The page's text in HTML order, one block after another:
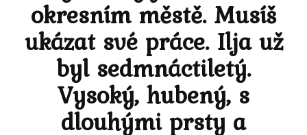
okresním městě. Musíš
ukázat své práce. Ilja už
byl sedmnáctiletý.
Vysoký, hubený, s
dlouhými prsty a